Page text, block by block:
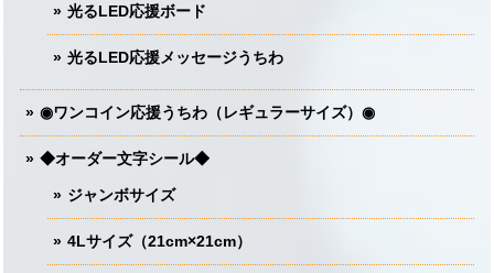
光るLED応援ボード
光るLED応援メッセージうちわ
◉ワンコイン応援うちわ（レギュラーサイズ）◉
◆オーダー文字シール◆
ジャンボサイズ
4Lサイズ（21cm×21cm）